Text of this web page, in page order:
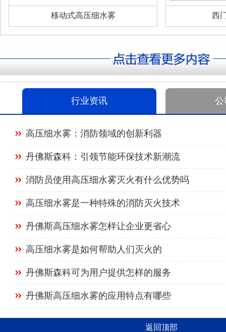
移动式高压细水雾 西
行业资讯 公
高压细水雾：消防领域的创新利器
丹佛斯森科：引领节能环保技术新潮流
消防员使用高压细水雾灭火有什么优势吗
高压细水雾是一种特殊的消防灭火技术
丹佛斯高压细水雾怎样让企业更省心
高压细水雾是如何帮助人们灭火的
丹佛斯森科可为用户提供怎样的服务
丹佛斯高压细水雾的应用特点有哪些
返回顶部